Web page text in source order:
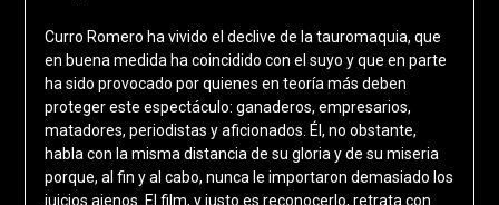
Curro Romero ha vivido el declive de la tauromaquia, que
en buena medida ha coincidido con el suyo y que en parte
ha sido provocado por quienes en teoría más deben
proteger este espectáculo: ganaderos, empresarios,
matadores, periodistas y aficionados. Él, no obstante,
habla con la misma distancia de su gloria y de su miseria
porque, al fin y al cabo, nunca le importaron demasiado los
juicios ajenos. El film, y justo es reconocerlo, retrata con